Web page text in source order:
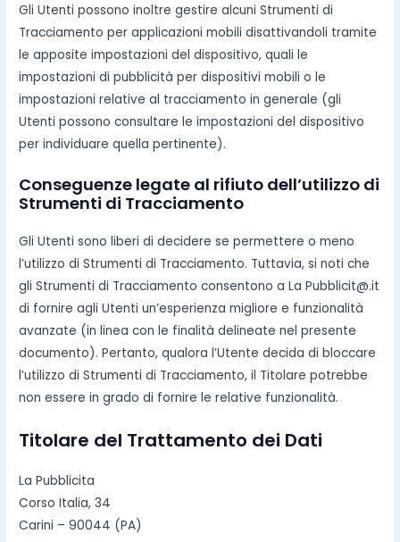
Gli Utenti possono inoltre gestire alcuni Strumenti di
Tracciamento per applicazioni mobili disattivandoli tramite
le apposite impostazioni del dispositivo, quali le
impostazioni di pubblicità per dispositivi mobili o le
impostazioni relative al tracciamento in generale (gli
Utenti possono consultare le impostazioni del dispositivo
per individuare quella pertinente).
Conseguenze legate al rifiuto dell’utilizzo di
Strumenti di Tracciamento
Gli Utenti sono liberi di decidere se permettere o meno
l’utilizzo di Strumenti di Tracciamento. Tuttavia, si noti che
gli Strumenti di Tracciamento consentono a La Pubblicit@.it
di fornire agli Utenti un’esperienza migliore e funzionalità
avanzate (in linea con le finalità delineate nel presente
documento). Pertanto, qualora l’Utente decida di bloccare
l’utilizzo di Strumenti di Tracciamento, il Titolare potrebbe
non essere in grado di fornire le relative funzionalità.
Titolare del Trattamento dei Dati
La Pubblicita
Corso Italia, 34
Carini – 90044 (PA)